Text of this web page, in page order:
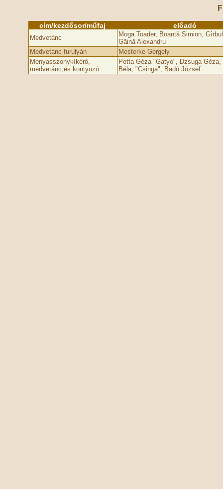
cím/kezdősor/műfaj előadó
Medvetánc
Moga Toader, Boantă Simion,
Găină Alexandru
Medvetánc furulyán
Mesterke Gergely
Menyasszonykíkérő,
medvetánc,és kontyozó
Potta Géza "Gatyo", Dzsuga Géza,
Béla, "Csinga", Badó József